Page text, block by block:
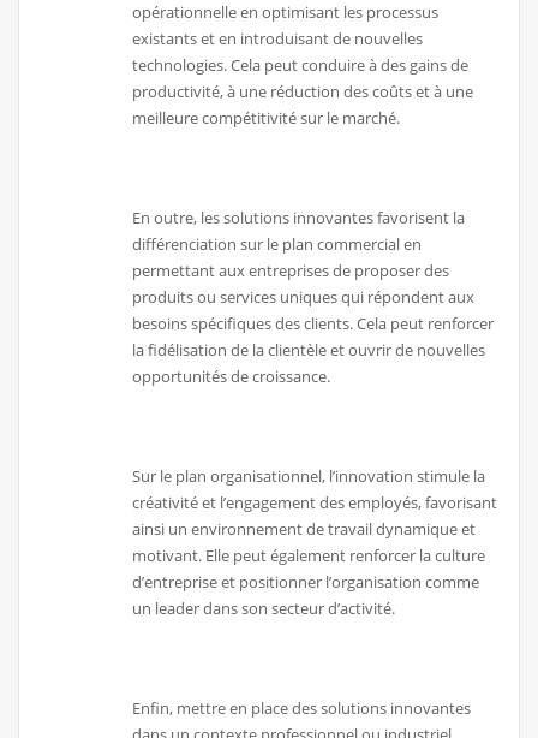
opérationnelle en optimisant les processus
existants et en introduisant de nouvelles
technologies. Cela peut conduire à des gains de
productivité, à une réduction des coûts et à une
meilleure compétitivité sur le marché.
En outre, les solutions innovantes favorisent la
différenciation sur le plan commercial en
permettant aux entreprises de proposer des
produits ou services uniques qui répondent aux
besoins spécifiques des clients. Cela peut renforcer
la fidélisation de la clientèle et ouvrir de nouvelles
opportunités de croissance.
Sur le plan organisationnel, l’innovation stimule la
créativité et l’engagement des employés, favorisant
ainsi un environnement de travail dynamique et
motivant. Elle peut également renforcer la culture
d’entreprise et positionner l’organisation comme
un leader dans son secteur d’activité.
Enfin, mettre en place des solutions innovantes